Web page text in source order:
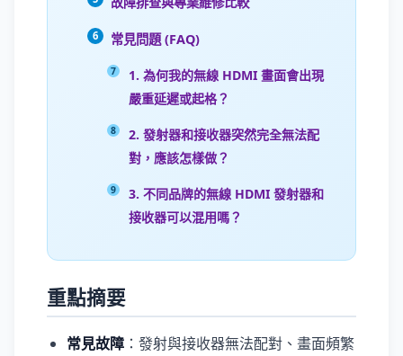
常見問題 (FAQ)
1. 為何我的無線 HDMI 畫面會出現
嚴重延遲或起格？
2. 發射器和接收器突然完全無法配
對，應該怎樣做？
3. 不同品牌的無線 HDMI 發射器和
接收器可以混用嗎？
重點摘要
常見故障 ：發射與接收器無法配對、畫面頻繁